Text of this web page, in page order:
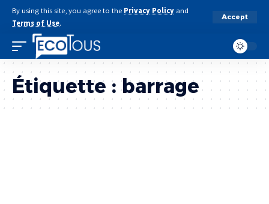
By using this site, you agree to the Privacy Policy and
Terms of Use.
Accept
Étiquette :barrage